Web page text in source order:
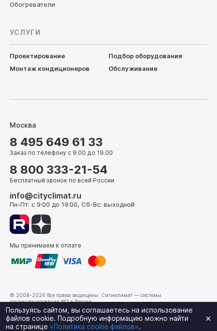
Обогреватели
УСЛУГИ
Проектирование
Подбор оборудования
Монтаж кондиционеров
Обслуживание
Москва
8 495 649 61 33
Заказ по телефону с 9.00 до 19.00
8 800 333-21-54
Бесплатный звонок по всей России
info@cityclimat.ru
Пн-Пт: с 9:00 до 19:00, Сб-Вс: выходной
Мы принимаем к оплате
© 2008-2026 Все права защищены. Ситиклимат — системы
кондиционирования №1 в России.
г. Москва, ул. Электрозаводская, д. 24
×
Пользуясь сайтом, вы соглашаетесь на использование
файлов cookie. Подробную информацию можно найти
на странице «Политика cookie файлов».